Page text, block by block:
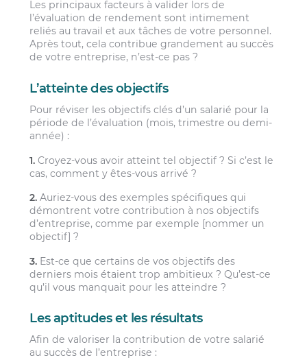
Les principaux facteurs à valider lors de
l’évaluation de rendement sont intimement
reliés au travail et aux tâches de votre personnel.
Après tout, cela contribue grandement au succès
de votre entreprise, n’est-ce pas ?
L’atteinte des objectifs
Pour réviser les objectifs clés d’un salarié pour la
période de l’évaluation (mois, trimestre ou demi-
année) :
1. Croyez-vous avoir atteint tel objectif ? Si c’est le
cas, comment y êtes-vous arrivé ?
2. Auriez-vous des exemples spécifiques qui
démontrent votre contribution à nos objectifs
d’entreprise, comme par exemple [nommer un
objectif] ?
3. Est-ce que certains de vos objectifs des
derniers mois étaient trop ambitieux ? Qu’est-ce
qu’il vous manquait pour les atteindre ?
Les aptitudes et les résultats
Afin de valoriser la contribution de votre salarié
au succès de l’entreprise :